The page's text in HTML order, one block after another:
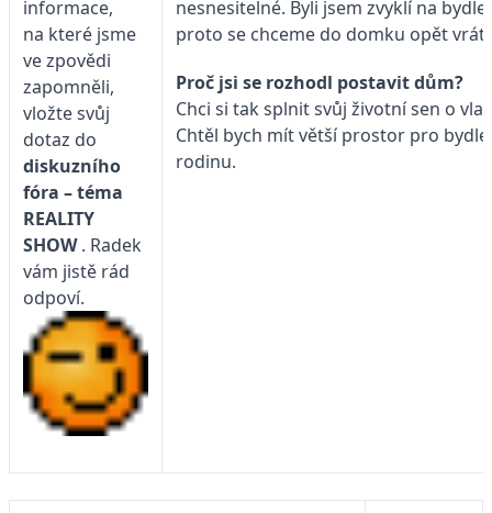
informace,
na které jsme
ve zpovědi
zapomněli,
vložte svůj
dotaz do
diskuzního
fóra – téma
REALITY
SHOW. Radek
vám jistě rád
odpoví.
nesnesitelné. Byli jsem zvyklí na
proto se chceme do domku opět
Proč jsi se rozhodl postavit dům?
Chci si tak splnit svůj životní sen o
Chtěl bych mít větší prostor pro
rodinu.